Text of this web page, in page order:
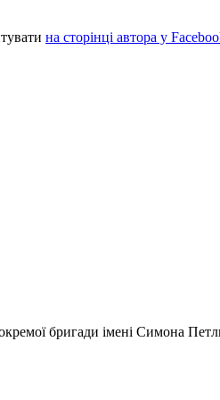
на сторінці автора у
бригади імені Симона